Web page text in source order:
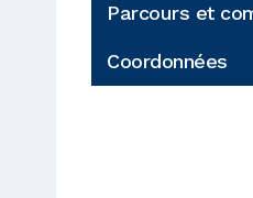
Parcours et
Coordonnées